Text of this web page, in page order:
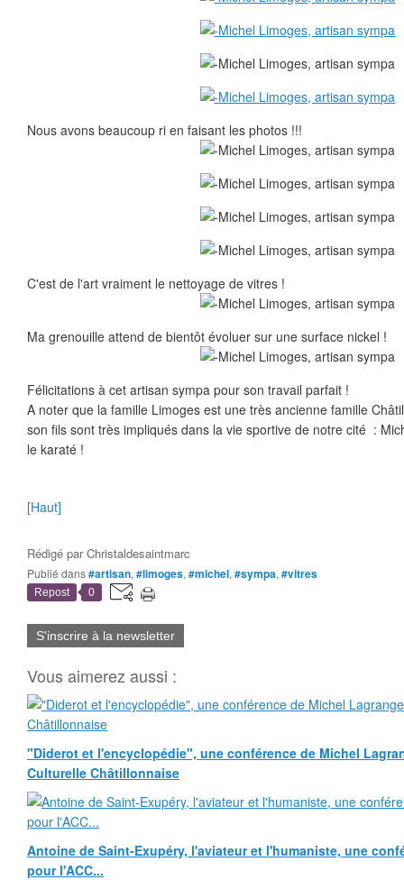
Nous avons beaucoup ri en faisant les photos !!!
C'est de l'art vraiment le nettoyage de vitres !
Ma grenouille attend de bientôt évoluer sur une surface nickel !
Félicitations à cet artisan sympa pour son travail parfait !
A noter que la famille Limoges est une très ancienne famille
son fils sont très impliqués dans la vie sportive de notre cité :
le karaté !
[Haut]
Rédigé parChristaldesaintmarc
Publié dans#artisan, #limoges, #michel, #sympa, #vitres
Repost 0
S'inscrire à la newsletter
Vous aimerez aussi :
"Diderot et l'encyclopédie", une conférence de Michel
Culturelle Châtillonnaise
Antoine de Saint-Exupéry, l'aviateur et l'humaniste, une
pour l'ACC...